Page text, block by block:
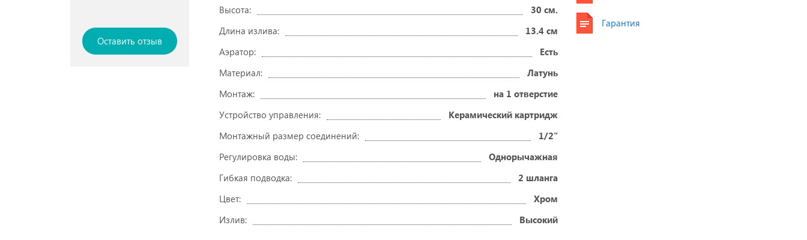
Оставить отзыв
Высота:
30 см.
Длина излива:
13.4 см
Аэратор:
Есть
Материал:
Латунь
Монтаж:
на 1 отверстие
Устройство управления:
Керамический картридж
Монтажный размер соединений:
1/2"
Регулировка воды:
Однорычажная
Гибкая подводка:
2 шланга
Цвет:
Хром
Излив:
Высокий
Гарантия